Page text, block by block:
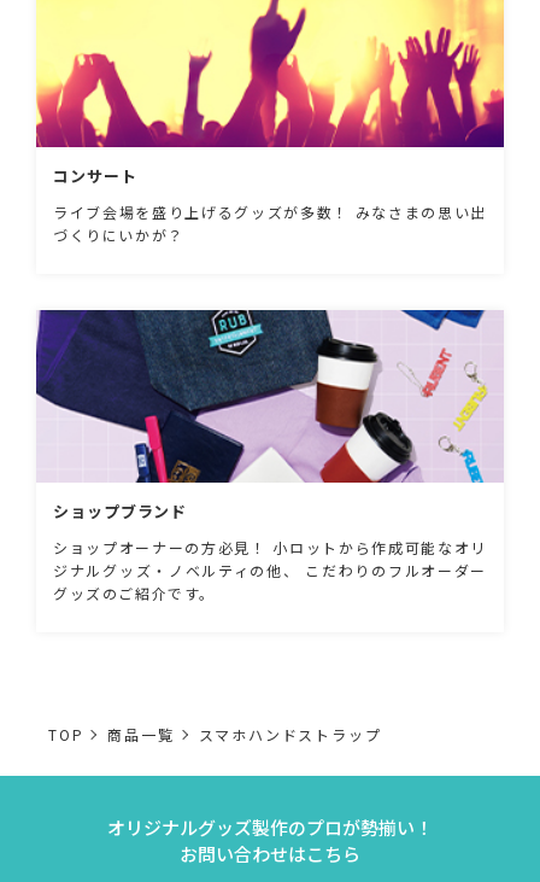
コンサート
ライブ会場を盛り上げるグッズが多数！ みなさまの思い出
づくりにいかが？
ショップブランド
ショップオーナーの方必見！ 小ロットから作成可能なオリ
ジナルグッズ・ノベルティの他、 こだわりのフルオーダー
グッズのご紹介です。
TOP 商品一覧 スマホハンドストラップ
オリジナルグッズ製作のプロが勢揃い！
お問い合わせはこちら